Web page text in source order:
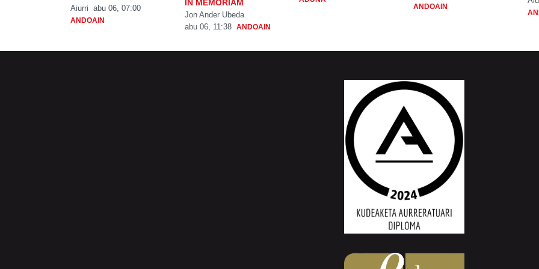
Aiurri abu 06, 07:00
ANDOAIN
IN MEMORIAM
Jon Ander Ubeda
abu 06, 11:38 ANDOAIN
ANDOAIN